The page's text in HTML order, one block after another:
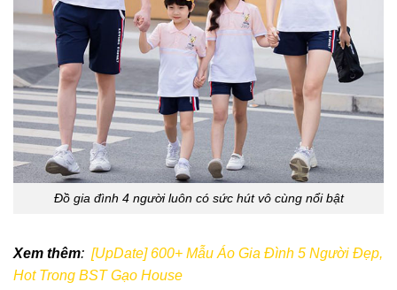
Đồ gia đình 4 người luôn có sức hút vô cùng nổi bật
Xem thêm: [UpDate] 600+ Mẫu Áo Gia Đình 5 Người Đẹp,
Hot Trong BST Gạo House